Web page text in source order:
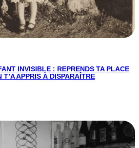
INVISIBLE : REPRENDS TA PLACE
T’A APPRIS À DISPARAÎTRE